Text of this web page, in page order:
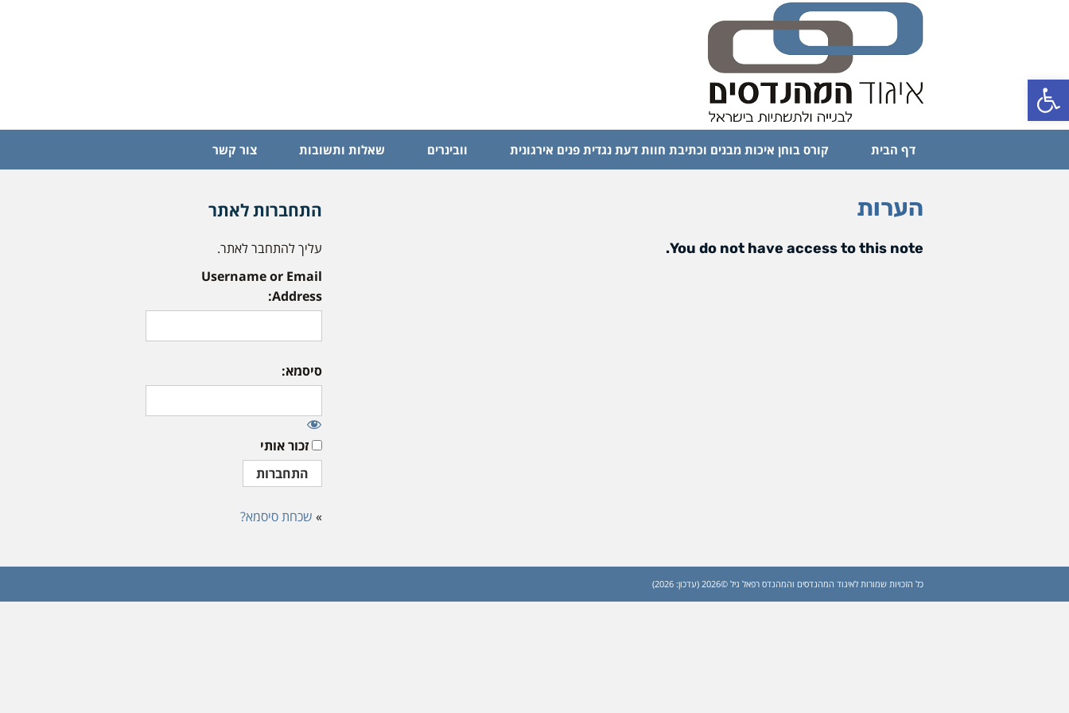
פתח סרגל נגישות
דף הבית קורס בוחן איכות מבנים וכתיבת חוות דעת נגדית פנים אירגונית וובינרים שאלות ותשובות צור קשר
הערות
You do not have access to this note.
התחברות לאתר
עליך להתחבר לאתר.
Username or Email
Address:
סיסמא:
זכור אותי
» שכחת סיסמא?
כל הזכויות שמורות לאיגוד המהנדסים והמהנדס רפאל גיל ©2026 (עדכון: 2026)